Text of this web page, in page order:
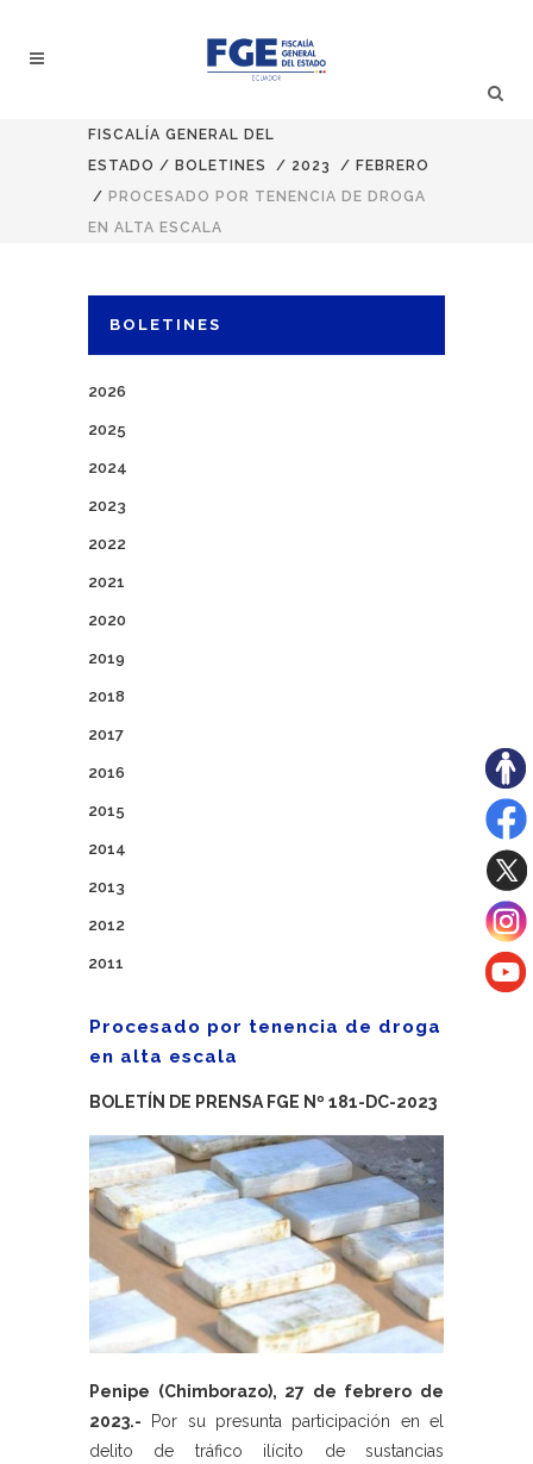
FISCALÍA GENERAL DEL
ESTADO / BOLETINES / 2023 / FEBRERO
/ PROCESADO POR TENENCIA DE DROGA
EN ALTA ESCALA
BOLETINES
2026
2025
2024
2023
2022
2021
2020
2019
2018
2017
2016
2015
2014
2013
2012
2011
Procesado por tenencia de droga
en alta escala
BOLETÍN DE PRENSA FGE Nº 181-DC-2023
Penipe (Chimborazo), 27 de febrero de
2023.- Por su presunta participación en el
delito de tráfico ilícito de sustancias